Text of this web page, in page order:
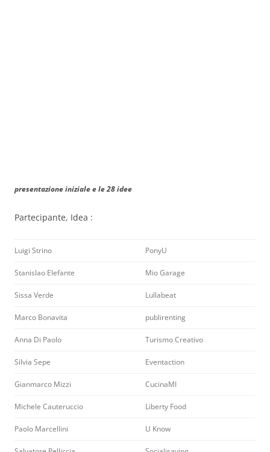
presentazione iniziale e le 28 idee
Partecipante, Idea :
Luigi Strino PonyU
Stanislao Elefante Mio Garage
Sissa Verde Lullabeat
Marco Bonavita publirenting
Anna Di Paolo Turismo Creativo
Silvia Sepe Eventaction
Gianmarco Mizzi CucinaMI
Michele Cauteruccio Liberty Food
Paolo Marcellini U Know